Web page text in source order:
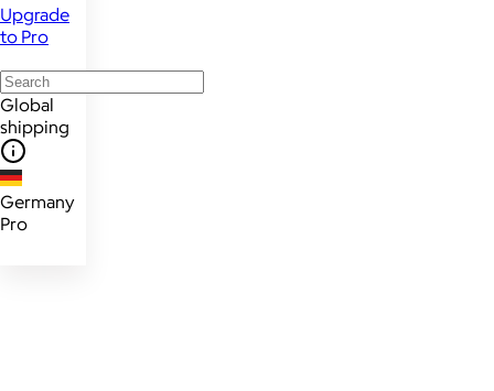
Upgrade
to Pro
Global
shipping
Germany
Pro